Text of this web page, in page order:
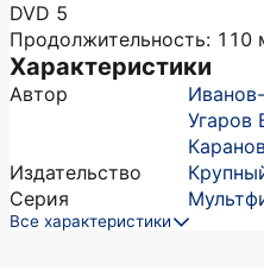
DVD 5
Продолжительность: 110
Характеристики
Автор
Угаров
Издательство
Серия
Все характеристики